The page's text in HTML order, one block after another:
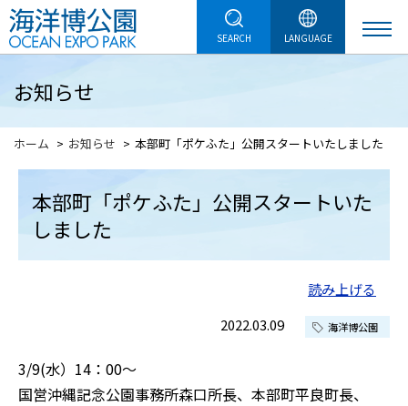
SEARCH LANGUAGE
お知らせ
ホーム お知らせ 本部町「ポケふた」公開スタートいたしました
本部町「ポケふた」公開スタートいた
しました
読み上げる
2022.03.09
海洋博公園
3/9(水）14：00～
国営沖縄記念公園事務所森口所長、本部町平良町長、